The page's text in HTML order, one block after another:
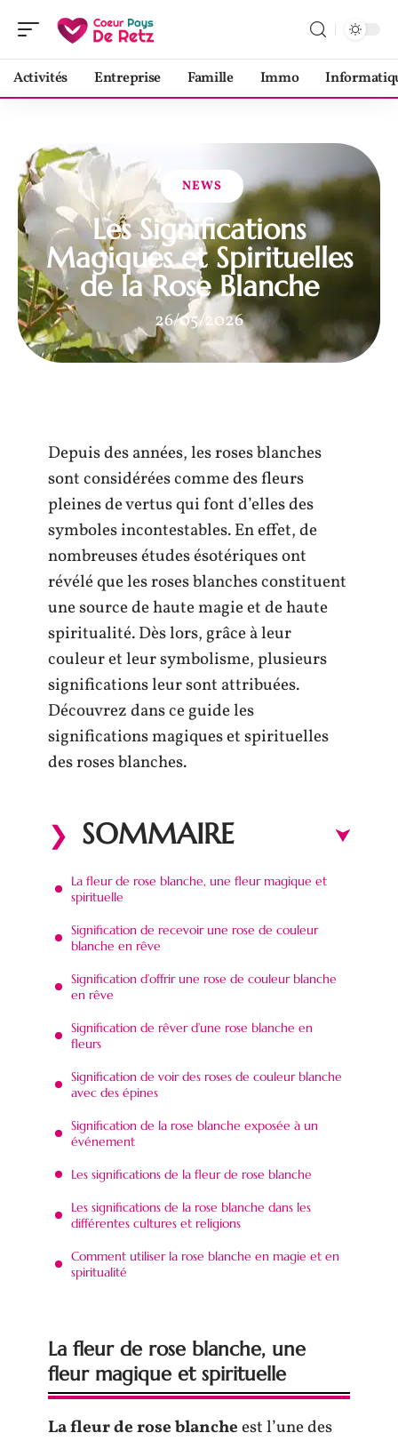
Activités Entreprise Famille Immo
NEWS
Les Significations
Magiques et Spirituelles
de la Rose Blanche
26/05/2026
Depuis des années, les roses blanches
sont considérées comme des fleurs
pleines de vertus qui font d’elles des
symboles incontestables. En effet, de
nombreuses études ésotériques ont
révélé que les roses blanches constituent
une source de haute magie et de haute
spiritualité. Dès lors, grâce à leur
couleur et leur symbolisme, plusieurs
significations leur sont attribuées.
Découvrez dans ce guide les
significations magiques et spirituelles
des roses blanches.
SOMMAIRE
La fleur de rose blanche, une fleur magique et
spirituelle
Signification de recevoir une rose de couleur
blanche en rêve
Signification d’offrir une rose de couleur blanche
en rêve
Signification de rêver d’une rose blanche en
fleurs
Signification de voir des roses de couleur blanche
avec des épines
Signification de la rose blanche exposée à un
événement
Les significations de la fleur de rose blanche
Les significations de la rose blanche dans les
différentes cultures et religions
Comment utiliser la rose blanche en magie et en
spiritualité
La fleur de rose blanche, une
fleur magique et spirituelle
La fleur de rose blancheest l’une des